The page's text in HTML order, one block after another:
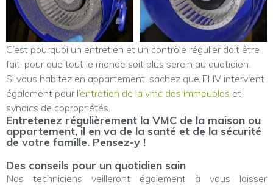
C’est pourquoi un entretien et un contrôle régulier doit être
fait, pour que tout le monde soit plus serein au quotidien.
Si vous habitez en appartement, sachez que FHV intervient
également pour l’entretien de la vmc des immeubles et
syndics de copropriétés.
Entretenez régulièrement la VMC de la maison ou
appartement, il en va de la santé et de la sécurité
de votre famille. Pensez-y !
Des conseils pour un quotidien sain
Nos techniciens veilleront également à vous laisser